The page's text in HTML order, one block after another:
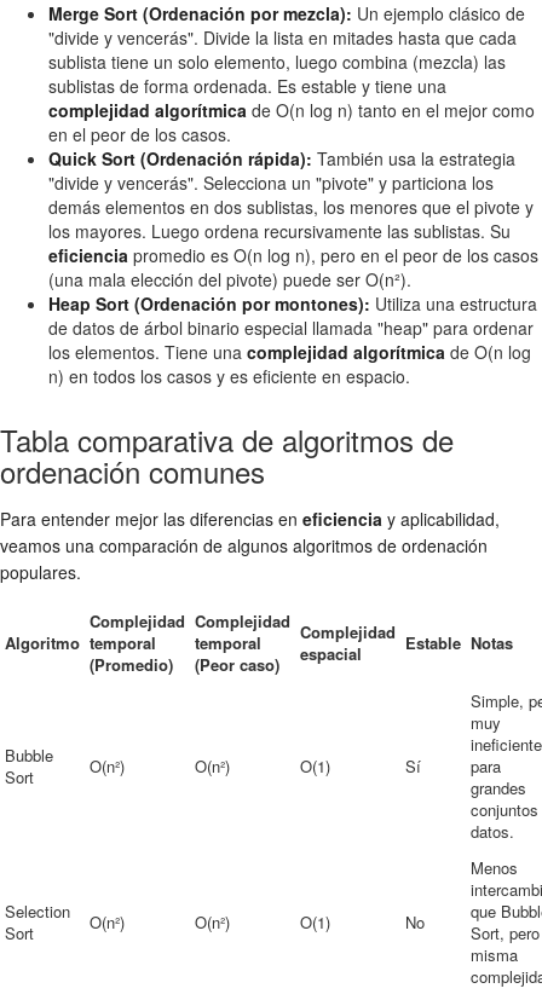
Merge Sort (Ordenación por mezcla): Un ejemplo clásico de
"divide y vencerás". Divide la lista en mitades hasta que cada
sublista tiene un solo elemento, luego combina (mezcla) las
sublistas de forma ordenada. Es estable y tiene una
complejidad algorítmica de O(n log n) tanto en el mejor como
en el peor de los casos.
Quick Sort (Ordenación rápida): También usa la estrategia
"divide y vencerás". Selecciona un "pivote" y particiona los
demás elementos en dos sublistas, los menores que el pivote y
los mayores. Luego ordena recursivamente las sublistas. Su
eficiencia promedio es O(n log n), pero en el peor de los casos
(una mala elección del pivote) puede ser O(n²).
Heap Sort (Ordenación por montones): Utiliza una estructura
de datos de árbol binario especial llamada "heap" para ordenar
los elementos. Tiene una complejidad algorítmica de O(n log
n) en todos los casos y es eficiente en espacio.
Tabla comparativa de algoritmos de
ordenación comunes
Para entender mejor las diferencias en eficiencia y aplicabilidad,
veamos una comparación de algunos algoritmos de ordenación
populares.
Algoritmo
Complejidad
temporal
(Promedio)
Complejidad
temporal
(Peor caso)
Complejidad
espacial
Estable Notas
Bubble
Sort
O(n²) O(n²) O(1) Sí
Simple,
muy
ineficiente
para
grandes
datos.
Selection
Sort
O(n²) O(n²) O(1) No
Menos
que
Sort, pero
misma